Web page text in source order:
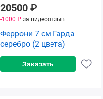
20500 ₽
-1000 ₽ за видеоотзыв
Феррони 7 см Гарда
серебро (2 цвета)
Заказать